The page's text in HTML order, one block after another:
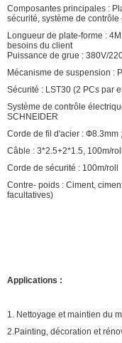
Composantes principales :
sécurité, système de
Longueur de plate-forme :
besoins du client
Puissance de grue : 380V/
Mécanisme de suspension :
Sécurité : LST30 (2 PCs par
Système de contrôle
SCHNEIDER
Corde de fil d'acier : Ф8.3mm
Câble : 3*2.5+2*1.5, 100m/roll
Corde de sécurité : 100m/roll
Contre- poids : Ciment,
facultatives)
Applications :
1. Nettoyage et maintien du
2.Painting, décoration et